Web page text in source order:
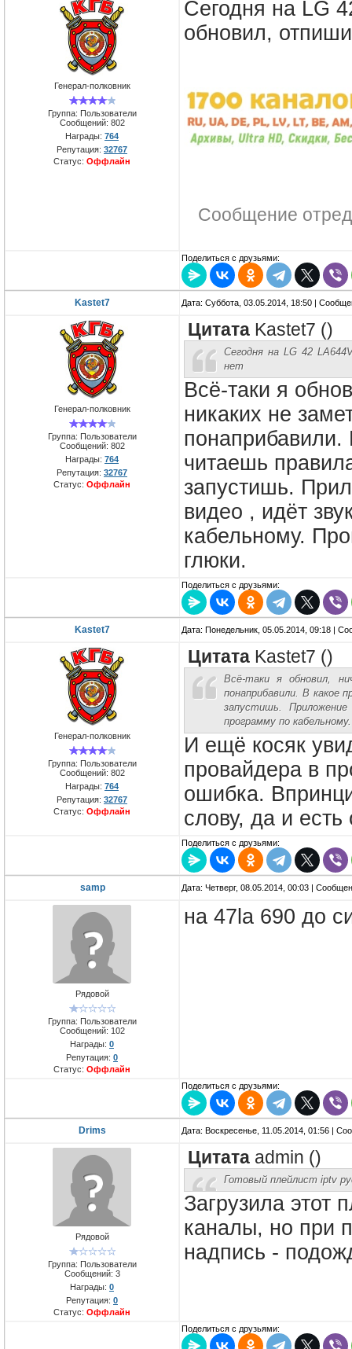
Генерал-полковник
Группа: Пользователи
Сообщений: 802
Награды: 764
Репутация: 32767
Статус: Оффлайн
Сегодня на LG
обновил,
Сообщение
Поделиться с друзьями:
Kastet7 Дата: Суббота, 03.05.2014, 18:50 |
Генерал-полковник
Группа: Пользователи
Сообщений: 802
Награды: 764
Репутация: 32767
Статус: Оффлайн
Цитата Kastet7 ()
Сегодня на LG 42
нет
Всё-таки я
никаких не
читаешь
запустишь.
видео , идёт
кабельному.
глюки.
Поделиться с друзьями:
Kastet7 Дата: Понедельник, 05.05.2014, 09:18 |
Генерал-полковник
Группа: Пользователи
Сообщений: 802
Награды: 764
Репутация: 32767
Статус: Оффлайн
Цитата Kastet7 ()
Всё-таки я обновил,
понаприбавили. В какое
запустишь.
программу по
И ещё косяк
провайдера в
ошибка.
слову, да и
Поделиться с друзьями:
samp Дата: Четверг, 08.05.2014, 00:03 |
Рядовой
Группа: Пользователи
Сообщений: 102
Награды: 0
Репутация: 0
Статус: Оффлайн
на 47la 690 до
Поделиться с друзьями:
Drims Дата: Воскресенье, 11.05.2014, 01:56 |
Рядовой
Группа: Пользователи
Сообщений: 3
Награды: 0
Репутация: 0
Статус: Оффлайн
Цитата admin ()
Готовый плейлист iptv
Загрузила этот
каналы, но при
надпись -
Поделиться с друзьями: